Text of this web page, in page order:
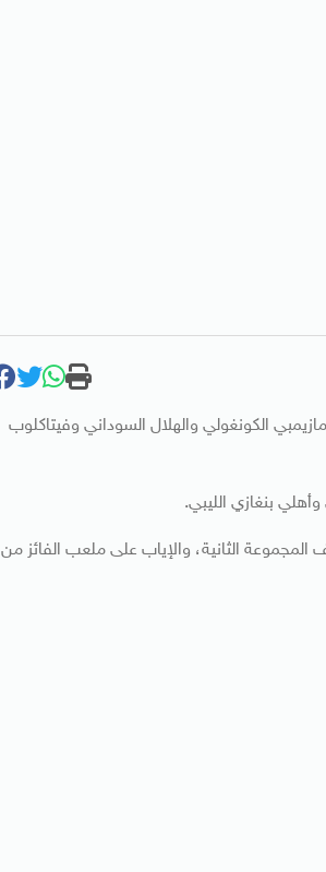
الكونغولي والهلال السوداني وفيتاكلوب
بنغازي الليبي.
الثانية، والإياب على ملعب الفائز من